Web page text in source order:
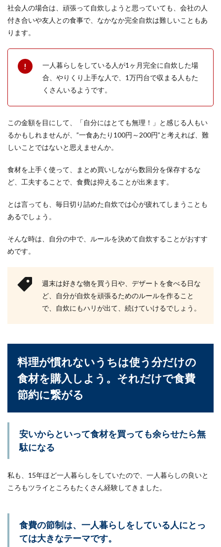
社会人の場合は、頑張って自炊しようと思っていても、会社の人
付き合いや友人との食事で、なかなか完全自炊は難しいこともあ
ります。
一人暮らしをしている人が1ヶ月完全に自炊した場
合、やりくり上手な人で、1万円台で収まる人もた
くさんいるようです。
この金額を目にして、「自分にはとても無理！」と感じる人もい
るかもしれませんが、”一食あたり100円～200円”と考えれば、難
しいことではないと思えませんか。
食材を上手く使って、まとめ買いしながら数回分を保存するな
ど、工夫することで、食費は抑えることが出来ます。
とは言っても、毎日切り詰めた自炊では心が疲れてしまうことも
あるでしょう。
そんな時は、自分の中で、ルールを決めて自炊することがおすす
めです。
週末は好きな物を買う日や、デザートを食べる日な
ど、自分が自炊を頑張るためのルールを作ること
で、自炊にもハリが出て、続けていけるでしょう。
料理が慣れないうちは使う分だけの
食材を購入しよう。それだけで食費
節約に繋がる
安いからといって食材を買っても余らせたら無
駄になる
私も、15年ほど一人暮らしをしていたので、一人暮らしの良いと
ころもツライところもたくさん経験してきました。
食費の節制は、一人暮らしをしている人にとっ
ては大きなテーマです。